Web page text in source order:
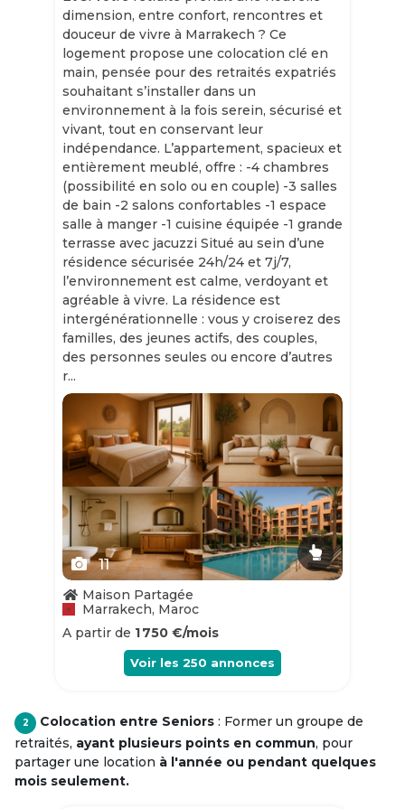
dimension, entre confort, rencontres et
douceur de vivre à Marrakech ? Ce
logement propose une colocation clé en
main, pensée pour des retraités expatriés
souhaitant s’installer dans un
environnement à la fois serein, sécurisé et
vivant, tout en conservant leur
indépendance. L’appartement, spacieux et
entièrement meublé, offre : -4 chambres
(possibilité en solo ou en couple) -3 salles
de bain -2 salons confortables -1 espace
salle à manger -1 cuisine équipée -1 grande
terrasse avec jacuzzi Situé au sein d’une
résidence sécurisée 24h/24 et 7j/7,
l’environnement est calme, verdoyant et
agréable à vivre. La résidence est
intergénérationnelle : vous y croiserez des
familles, des jeunes actifs, des couples,
des personnes seules ou encore d’autres
r...
Slide 1 of 11
11
Maison Partagée
Marrakech, Maroc
A partir de 1 750 €/mois
Voir les 250 annonces
2 Colocation entre Seniors : Former un groupe de
retraités, ayant plusieurs points en commun, pour
partager une location à l'année ou pendant quelques
mois seulement.